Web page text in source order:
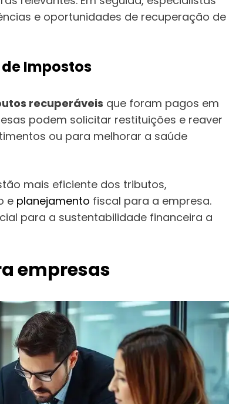
e oportunidades de recuperação de
Impostos
recuperáveis que foram pagos em
podem solicitar restituições e reaver
ou para melhorar a saúde
mais eficiente dos tributos,
e planejamento fiscal para a empresa.
para a sustentabilidade financeira a
empresas